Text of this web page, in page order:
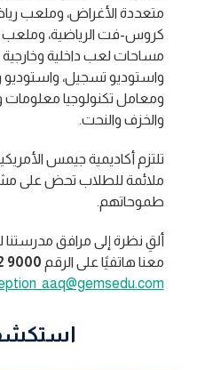
متعددة الأغراض، وملعب
كروس-فت الرياضية، وملعب
مساحات لعب داخلية
واستوديو تسجيل،
ومعامل تكنولوجيا معلومات
والخزف والنحت.
تلتزم أكاديمية جيمس
ملائمة للطلاب تحض على
طموحاتهم.
ألقِ نظرة إلى مرافق
معنا هاتفيًا على الرقم 9000